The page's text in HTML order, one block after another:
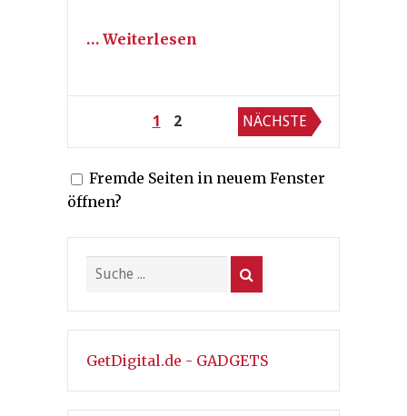
… Weiterlesen
Seitennummerierung
der
Beiträge
1 2 NÄCHSTE
Fremde Seiten in neuem Fenster
öffnen?
GetDigital.de - GADGETS